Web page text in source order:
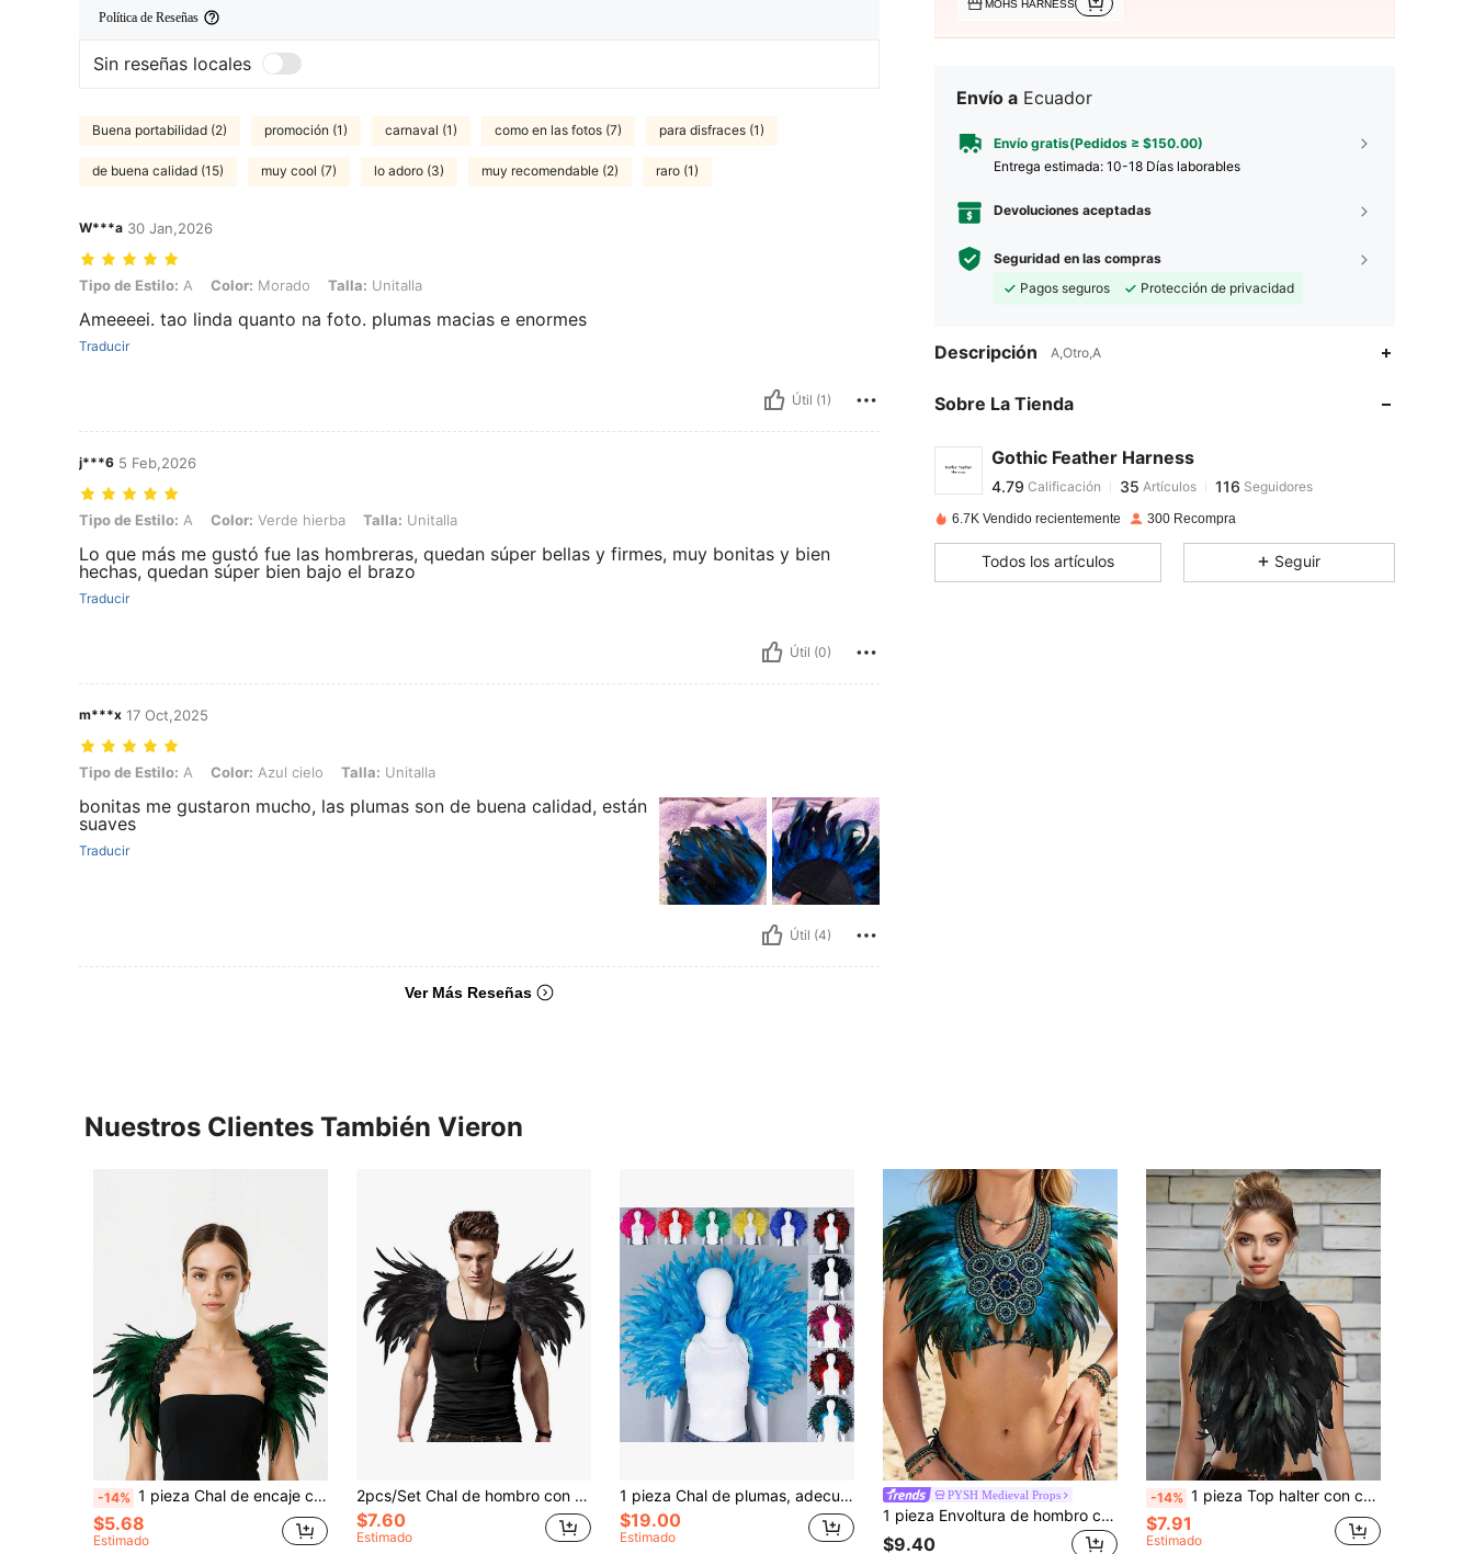
Política de Reseñas
Sin reseñas locales
Buena portabilidad (2) promoción (1) carnaval (1) como en las fotos (7) para disfraces (1)
de buena calidad (15) muy cool (7) lo adoro (3) muy recomendable (2) raro (1)
W***a 30 Jan,2026
Tipo de Estilo: A, Color: Morado, Talla: Unitalla
Tipo de Estilo: A Color: Morado Talla: Unitalla
Ameeeei. tao linda quanto na foto. plumas macias e enormes
Traducir
Útil (1)
j***6 5 Feb,2026
Tipo de Estilo: A, Color: Verde hierba, Talla: Unitalla
Tipo de Estilo: A Color: Verde hierba Talla: Unitalla
Lo que más me gustó fue las hombreras, quedan súper bellas y firmes, muy bonitas y bien
hechas, quedan súper bien bajo el brazo
Traducir
Útil (0)
m***x 17 Oct,2025
Tipo de Estilo: A, Color: Azul cielo, Talla: Unitalla
Tipo de Estilo: A Color: Azul cielo Talla: Unitalla
bonitas me gustaron mucho, las plumas son de buena calidad, están
suaves
Traducir
Útil (4)
Ver Más Reseñas
MOHS HARNESS
Envío a Ecuador
Envío gratis(Pedidos ≥ $150.00)
Entrega estimada: 10-18 Días laborables
Devoluciones aceptadas
Seguridad en las compras
Pagos seguros
Protección de privacidad
Descripción A,Otro,A
Sobre La Tienda
Gothic Feather Harness
4.79
4.79
4.79
35
4.79 Calificación 35 Artículos 116 Seguidores
d***3seguidoHace 1 día
4.79 35
116
4.79
35
116
4.79
35
116
6.7K Vendido recientemente 300 Recompra
Todos los artículos Seguir
Nuestros Clientes También Vieron
-14% 1 pieza Chal de encaje con hoja de arce de pluma oscura estilo gótico, accesorio de disfraz para fiesta de Halloween y Navidad
$5.68
Estimado
2pcs/Set Chal de hombro con charreteras de plumas falsas góticas unisex, adecuado para fiesta de disfraces, carnaval, Halloween, fiesta de baile
$7.60
Estimado
1 pieza Chal de plumas, adecuado para cosplay, estilo punk de diseñador, baile de máscaras, carnaval, regalo festivo
$19.00
Estimado
PYSH Medieval Props
1 pieza Envoltura de hombro con plumas turquesas, cuello de plumas estilo bohemio para festival, accesorio de cosplay para festival de música, Halloween y fiesta
$9.40
-14% 1 pieza Top halter con cuello de plumas de cuervo sintéticas, decoración de bufanda, bustier romántico, atrevido y apasionado, chal de disfraz de Halloween para mujer, fiesta
$7.91
Estimado